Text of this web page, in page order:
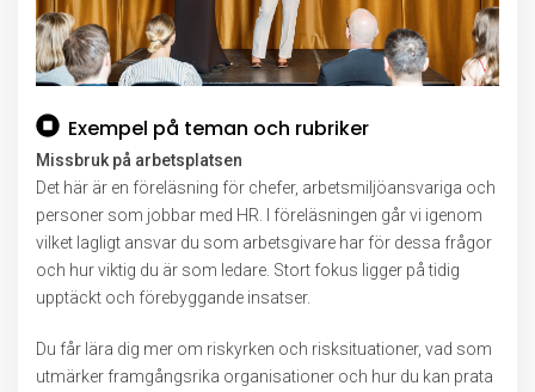
Exempel på teman och rubriker
Missbruk på arbetsplatsen
Det här är en föreläsning för chefer, arbetsmiljöansvariga och
personer som jobbar med HR. I föreläsningen går vi igenom
vilket lagligt ansvar du som arbetsgivare har för dessa frågor
och hur viktig du är som ledare. Stort fokus ligger på tidig
upptäckt och förebyggande insatser.
Du får lära dig mer om riskyrken och risksituationer, vad som
utmärker framgångsrika organisationer och hur du kan prata